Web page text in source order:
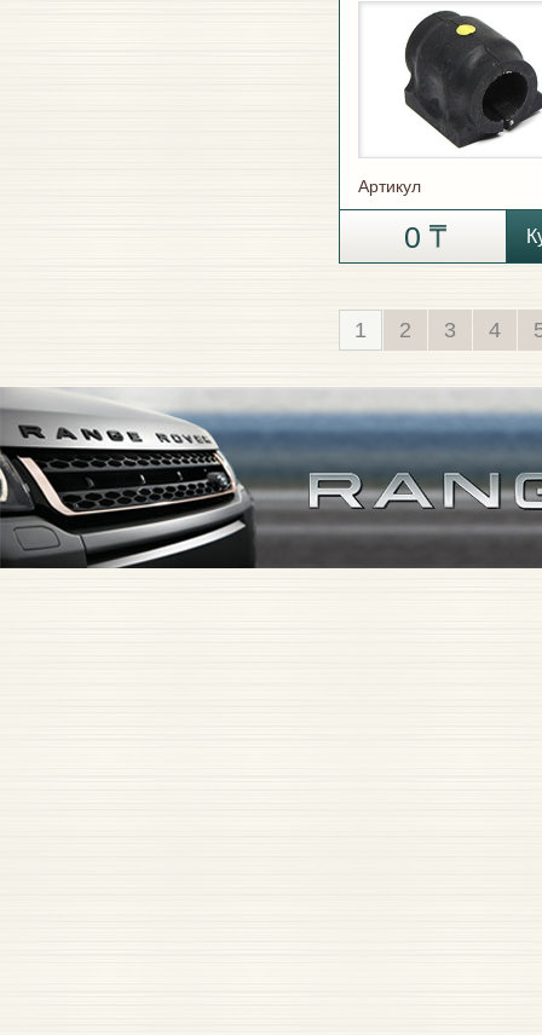
Артикул
0
1 2 3 4